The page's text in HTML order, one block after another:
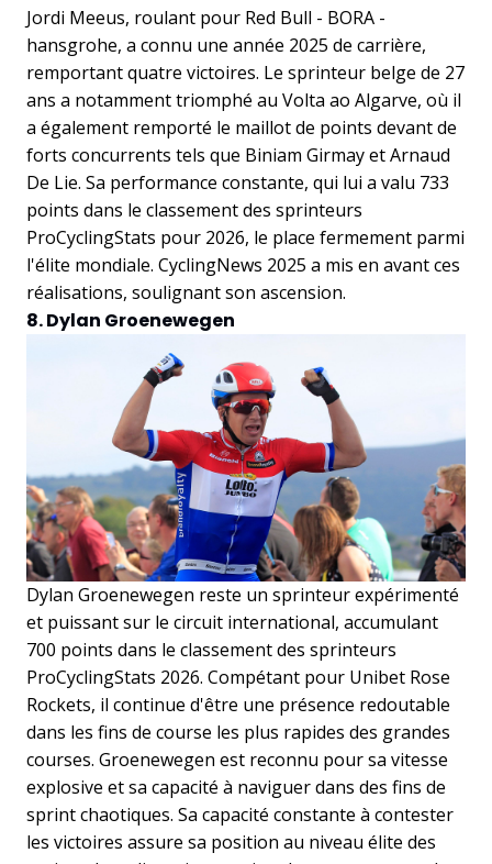
Jordi Meeus, roulant pour Red Bull - BORA -
hansgrohe, a connu une année 2025 de carrière,
remportant quatre victoires. Le sprinteur belge de 27
ans a notamment triomphé au Volta ao Algarve, où il
a également remporté le maillot de points devant de
forts concurrents tels que Biniam Girmay et Arnaud
De Lie. Sa performance constante, qui lui a valu 733
points dans le classement des sprinteurs
ProCyclingStats pour 2026, le place fermement parmi
l'élite mondiale. CyclingNews 2025 a mis en avant ces
réalisations, soulignant son ascension.
8. Dylan Groenewegen
Dylan Groenewegen reste un sprinteur expérimenté
et puissant sur le circuit international, accumulant
700 points dans le classement des sprinteurs
ProCyclingStats 2026. Compétant pour Unibet Rose
Rockets, il continue d'être une présence redoutable
dans les fins de course les plus rapides des grandes
courses. Groenewegen est reconnu pour sa vitesse
explosive et sa capacité à naviguer dans des fins de
sprint chaotiques. Sa capacité constante à contester
les victoires assure sa position au niveau élite des